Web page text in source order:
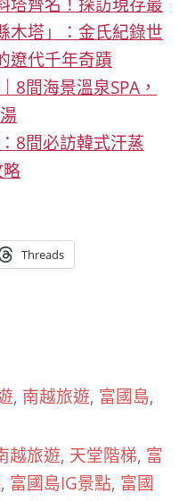
木塔」：金氏紀錄世
遼代千年奇蹟
8間海景溫泉SPA，
8間必訪韓式汗蒸
Threads
, 南越旅遊, 富國島,
越旅遊, 天堂階梯, 富
, 富國島IG景點, 富國